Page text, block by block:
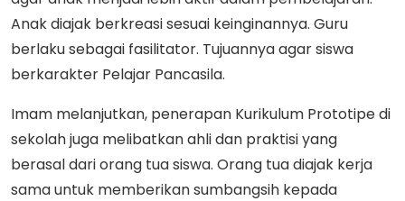
Anak diajak berkreasi sesuai keinginannya. Guru
berlaku sebagai fasilitator. Tujuannya agar siswa
berkarakter Pelajar Pancasila.
Imam melanjutkan, penerapan Kurikulum Prototipe di
sekolah juga melibatkan ahli dan praktisi yang
berasal dari orang tua siswa. Orang tua diajak kerja
sama untuk memberikan sumbangsih kepada